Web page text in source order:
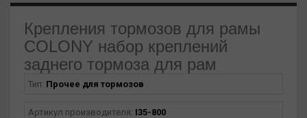
Крепления тормозов для рамы
COLONY набор креплений
заднего тормоза для рам
Тип: Прочее для тормозов
Артикул производителя: I35-800